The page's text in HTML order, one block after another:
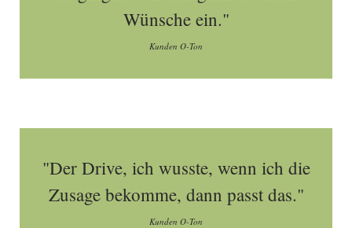
Wünsche ein."
Kunden O-Ton
"Der Drive, ich wusste, wenn ich die
Zusage bekomme, dann passt das."
Kunden O-Ton